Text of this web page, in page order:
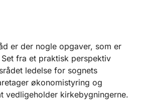
er der nogle opgaver, som er
fra et praktisk perspektiv
ledelse for sognets
økonomistyring og
vedligeholder kirkebygningerne.